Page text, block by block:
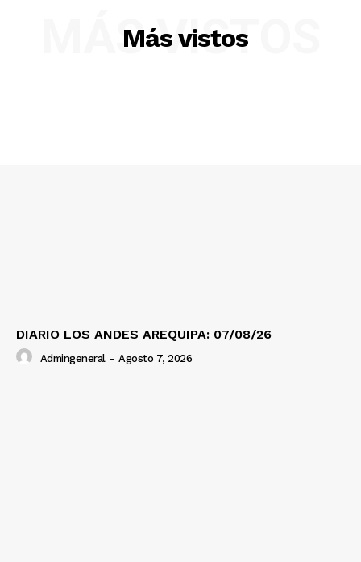
Más vistos
MÁS VISTOS
DIARIO LOS ANDES AREQUIPA: 07/08/26
Admingeneral - Agosto 7, 2026